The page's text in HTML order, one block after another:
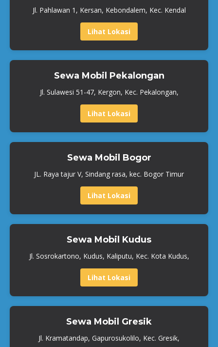
Jl. Pahlawan 1, Kersan, Kebondalem, Kec. Kendal
Lihat Lokasi
Sewa Mobil Pekalongan
Jl. Sulawesi 51-47, Kergon, Kec. Pekalongan,
Lihat Lokasi
Sewa Mobil Bogor
JL. Raya tajur V, Sindang rasa, kec. Bogor Timur
Lihat Lokasi
Sewa Mobil Kudus
Jl. Sosrokartono, Kudus, Kaliputu, Kec. Kota Kudus,
Lihat Lokasi
Sewa Mobil Gresik
Jl. Kramatandap, Gapurosukolilo, Kec. Gresik,